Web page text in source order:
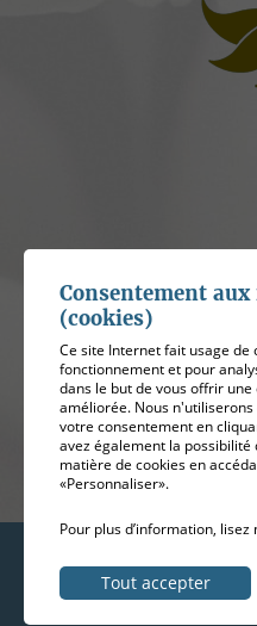
Conditions
ADN
Consentement
(cookies)
Ce site Internet fait usage de
fonctionnement et pour
dans le but de vous offrir
améliorée. Nous
votre consentement en
avez également la
matière de cookies en
«Personnaliser».
Pour plus d’information, lisez
Tout accepter